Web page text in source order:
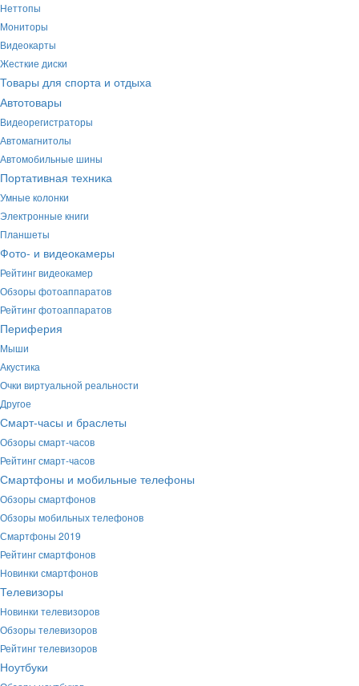
Неттопы
Мониторы
Видеокарты
Жесткие диски
Товары для спорта и отдыха
Автотовары
Видеорегистраторы
Автомагнитолы
Автомобильные шины
Портативная техника
Умные колонки
Электронные книги
Планшеты
Фото- и видеокамеры
Рейтинг видеокамер
Обзоры фотоаппаратов
Рейтинг фотоаппаратов
Периферия
Мыши
Акустика
Очки виртуальной реальности
Другое
Смарт-часы и браслеты
Обзоры смарт-часов
Рейтинг смарт-часов
Смартфоны и мобильные телефоны
Обзоры смартфонов
Обзоры мобильных телефонов
Смартфоны 2019
Рейтинг смартфонов
Новинки смартфонов
Телевизоры
Новинки телевизоров
Обзоры телевизоров
Рейтинг телевизоров
Ноутбуки